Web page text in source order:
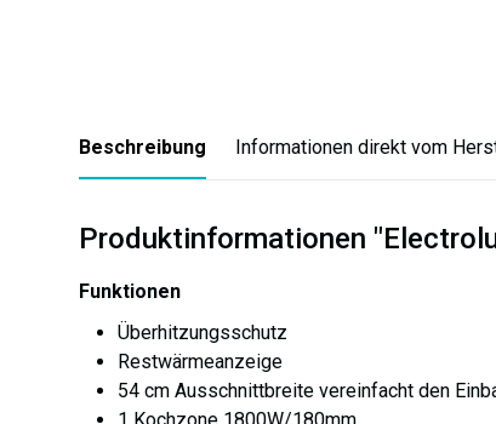
Beschreibung Informationen direkt vom
Produktinformationen
Funktionen
Überhitzungsschutz
Restwärmeanzeige
54 cm Ausschnittbreite vereinfacht den
1 Kochzone 1800W/180mm